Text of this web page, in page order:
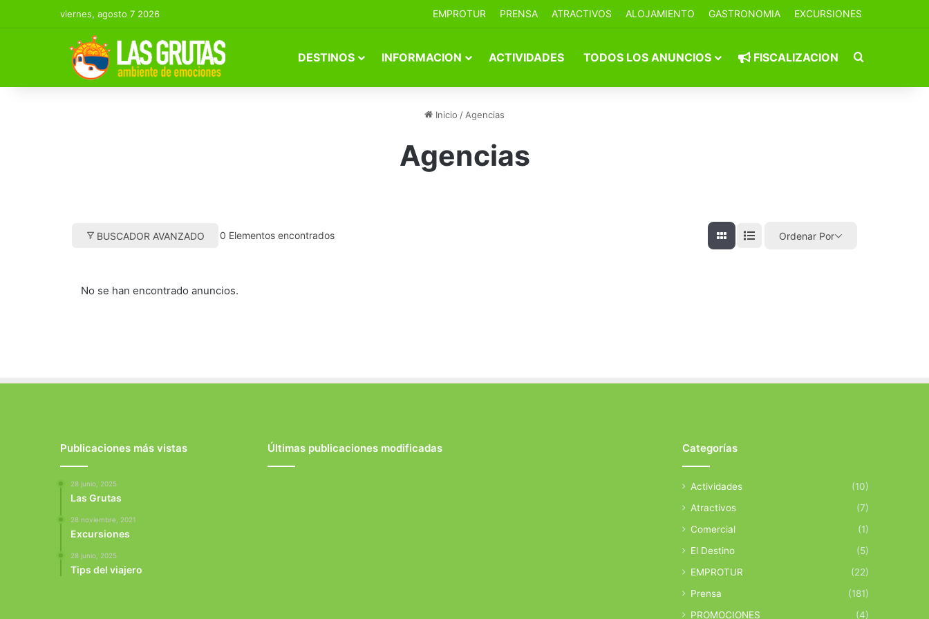
viernes, agosto 7 2026 EMPROTUR PRENSA ATRACTIVOS ALOJAMIENTO GASTRONOMIA EXCURSIONES
DESTINOS INFORMACION ACTIVIDADES TODOS LOS ANUNCIOS FISCALIZACION Buscar por
Inicio / Agencias
Agencias
BUSCADOR AVANZADO 0 Elementos encontrados Ordenar Por
No se han encontrado anuncios.
Publicaciones más vistas
28 junio, 2025
Las Grutas
28 noviembre, 2021
Excursiones
28 junio, 2025
Tips del viajero
Últimas publicaciones modificadas Categorías
Actividades
(10)
Atractivos
(7)
Comercial
(1)
El Destino
(5)
EMPROTUR
(22)
Prensa
(181)
PROMOCIONES
(4)